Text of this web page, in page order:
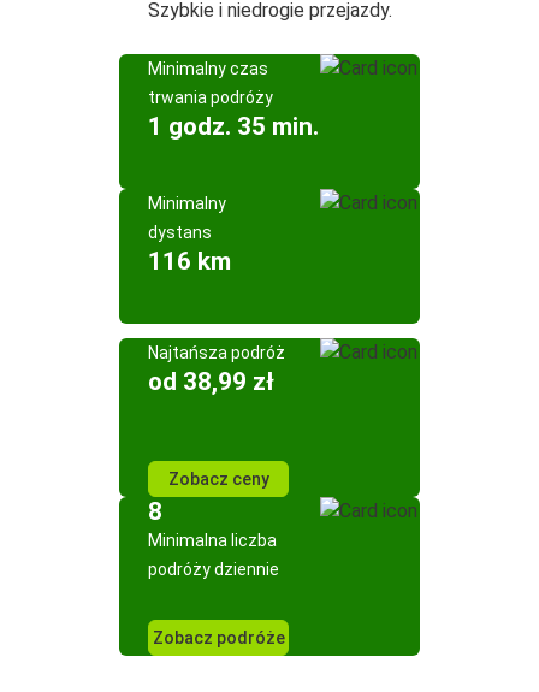
Szybkie i niedrogie przejazdy.
Minimalny czas
trwania podróży
1 godz. 35 min.
Minimalny
dystans
116 km
Najtańsza podróż
od 38,99 zł
Zobacz ceny
8
Minimalna liczba
podróży dziennie
Zobacz podróże